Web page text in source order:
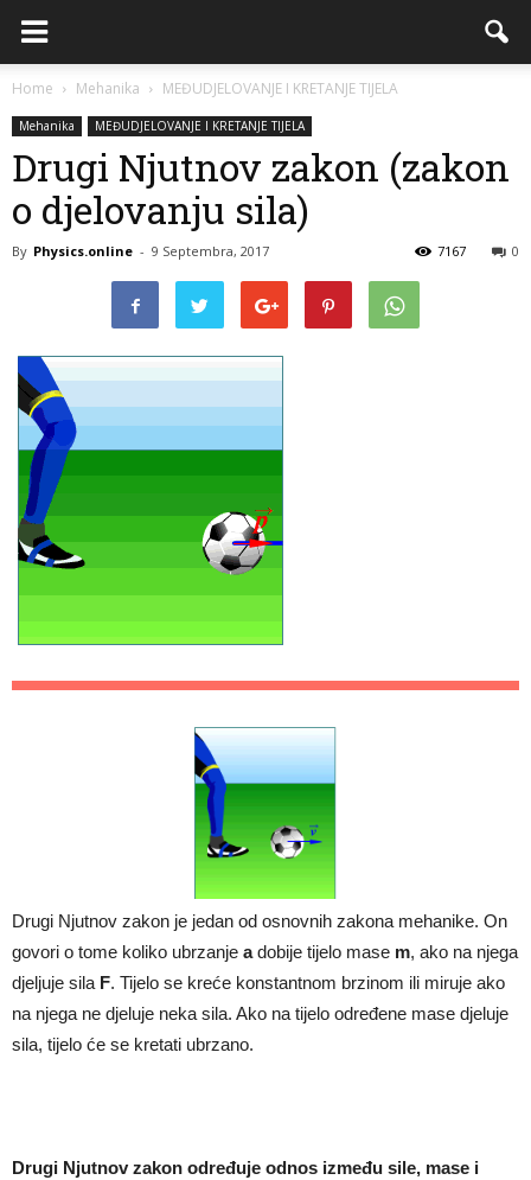
Home Mehanika MEĐUDJELOVANJE I KRETANJE TIJELA
Mehanika MEĐUDJELOVANJE I KRETANJE TIJELA
Drugi Njutnov zakon (zakon
o djelovanju sila)
By Physics.online - 9 Septembra, 2017 0
7167
Drugi Njutnov zakon je jedan od osnovnih zakona mehanike. On
govori o tome koliko ubrzanje adobije tijelo mase m, ako na njega
djeljuje sila F. Tijelo se kreće konstantnom brzinom ili miruje ako
na njega ne djeluje neka sila. Ako na tijelo određene mase djeluje
sila, tijelo će se kretati ubrzano.
Drugi Njutnov zakon određuje odnos između sile, mase i